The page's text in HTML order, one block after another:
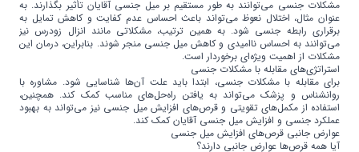
مشکلات جنسی می‌توانند به طور مستقیم بر میل جنسی آقایان تأثیر بگذارند. به
عنوان مثال، اختلال نعوظ می‌تواند باعث احساس عدم کفایت و کاهش تمایل به
برقراری رابطه جنسی شود. به همین ترتیب، مشکلاتی مانند انزال زودرس نیز
می‌توانند به احساس ناامیدی و کاهش میل جنسی منجر شوند. بنابراین، درمان این
مشکلات از اهمیت ویژه‌ای برخوردار است.
استراتژی‌های مقابله با مشکلات جنسی
برای مقابله با مشکلات جنسی، ابتدا باید علت آن‌ها شناسایی شود. مشاوره با
روانشناس و پزشک می‌تواند به یافتن راه‌حل‌های مناسب کمک کند. همچنین،
استفاده از مکمل‌های تقویتی و قرص‌های افزایش میل جنسی نیز می‌تواند به بهبود
عملکرد جنسی و افزایش میل جنسی آقایان کمک کند.
عوارض جانبی قرص‌های افزایش میل جنسی
آیا همه قرص‌ها عوارض جانبی دارند؟